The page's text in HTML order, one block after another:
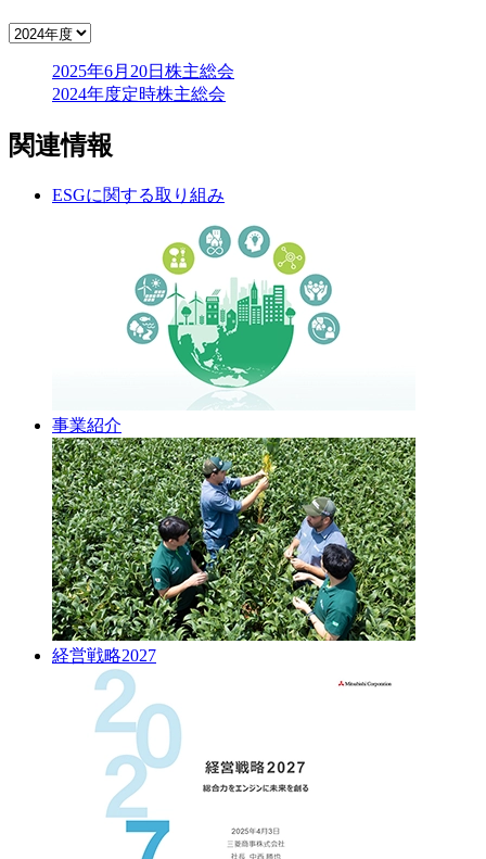
2025年6月20日 株主総会
2024年度定時株主総会
関連情報
ESGに関する取り組み
事業紹介
経営戦略2027